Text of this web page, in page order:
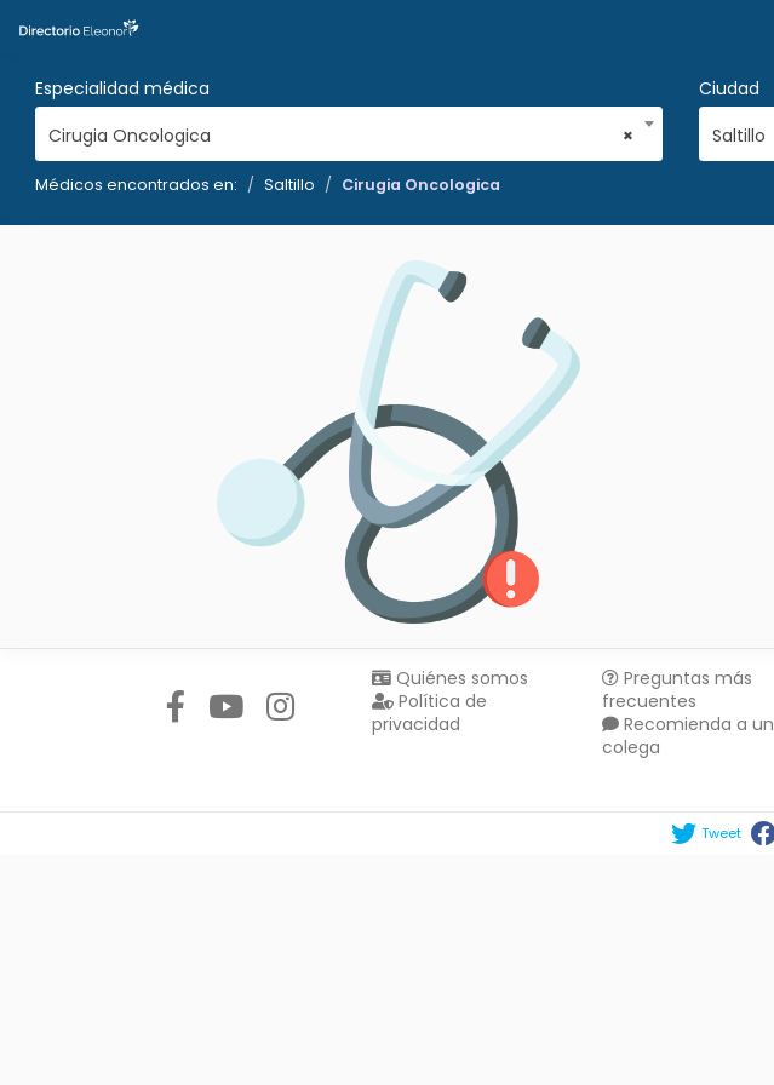
Especialidad médica
×
Cirugia Oncologica
Ciudad
Saltillo
Médicos encontrados en: Saltillo Cirugia Oncologica
Quiénes somos
Política de
privacidad
Preguntas más
frecuentes
Recomienda a un
colega
Tweet